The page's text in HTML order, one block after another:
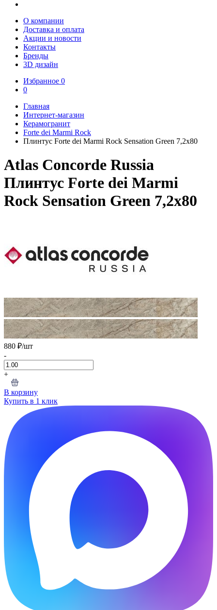
О компании
Доставка и оплата
Акции и новости
Контакты
Бренды
3D дизайн
Избранное 0
0
Главная
Интернет-магазин
Керамогранит
Forte dei Marmi Rock
Плинтус Forte dei Marmi Rock Sensation Green 7,2x80
Atlas Concorde Russia
Плинтус Forte dei Marmi
Rock Sensation Green 7,2x80
880 ₽/шт
-
+
В корзину
Купить в 1 клик